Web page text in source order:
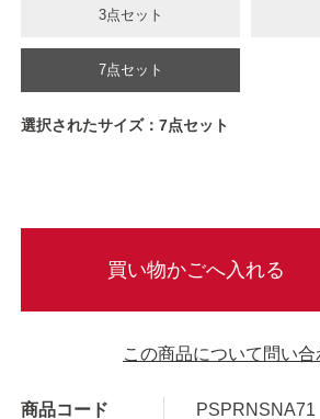
商品コード PSPRNSNA71
3点セット
7点セット
選択されたサイズ：7点セット
この商品について問い合